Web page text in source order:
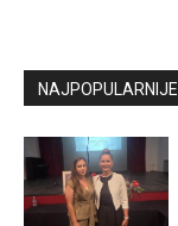
NAJPOPULARNIJE